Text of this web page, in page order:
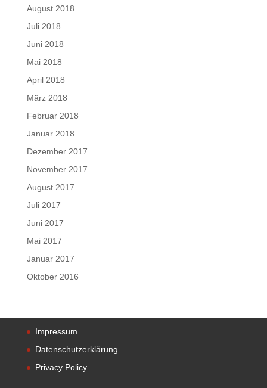
August 2018
Juli 2018
Juni 2018
Mai 2018
April 2018
März 2018
Februar 2018
Januar 2018
Dezember 2017
November 2017
August 2017
Juli 2017
Juni 2017
Mai 2017
Januar 2017
Oktober 2016
Impressum
Datenschutzerklärung
Privacy Policy